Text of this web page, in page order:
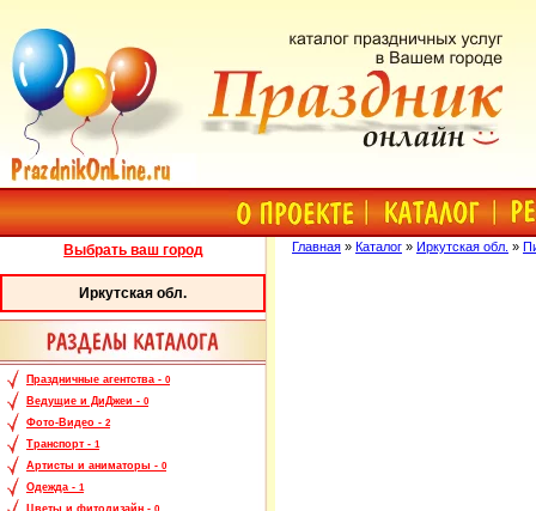
Выбрать ваш город
Иркутская обл.
Праздничные агентства - 0
Ведущие и ДиДжеи - 0
Фото-Видео - 2
Транспорт - 1
Артисты и аниматоры - 0
Одежда - 1
Главная » Каталог » Иркутская обл. »